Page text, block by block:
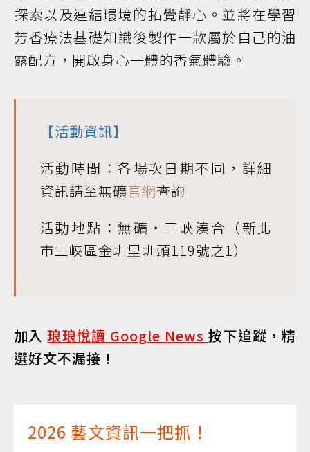
探索以及連結環境的拓覺靜心。並將在學習
芳香療法基礎知識後製作一款屬於自己的油
露配方，開啟身心一體的香氣體驗。
【活動資訊】
活動時間：各場次日期不同，詳細
資訊請至無礦官網查詢
活動地點：無礦・三峽湊合（新北
市三峽區金圳里圳頭119號之1）
加入琅琅悅讀 Google News按下追蹤，精
選好文不漏接！
2026 藝文資訊一把抓！